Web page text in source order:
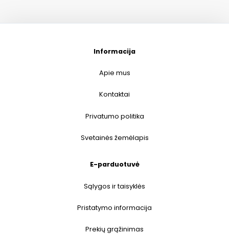
Informacija
Apie mus
Kontaktai
Privatumo politika
Svetainės žemėlapis
E-parduotuvė
Sąlygos ir taisyklės
Pristatymo informacija
Prekių grąžinimas